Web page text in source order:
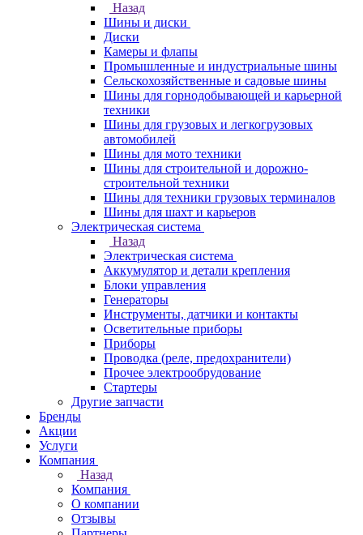
Назад
Шины и диски
Диски
Камеры и флапы
Промышленные и индустриальные шины
Сельскохозяйственные и садовые шины
Шины для горнодобывающей и карьерной
техники
Шины для грузовых и легкогрузовых
автомобилей
Шины для мото техники
Шины для строительной и дорожно-
строительной техники
Шины для техники грузовых терминалов
Шины для шахт и карьеров
Электрическая система
Назад
Электрическая система
Аккумулятор и детали крепления
Блоки управления
Генераторы
Инструменты, датчики и контакты
Осветительные приборы
Приборы
Проводка (реле, предохранители)
Прочее электрообрудование
Стартеры
Другие запчасти
Бренды
Акции
Услуги
Компания
Назад
Компания
О компании
Отзывы